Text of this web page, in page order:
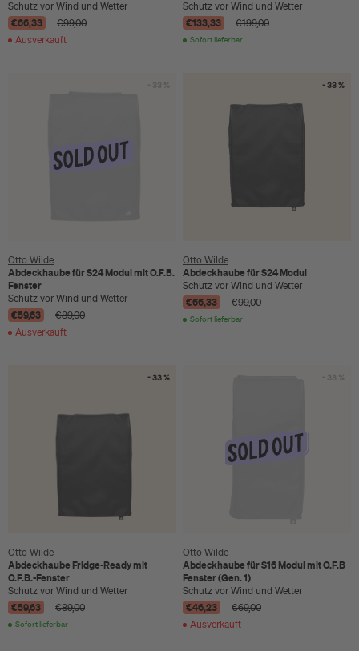
Schutz vor Wind und Wetter
€66,33
€99,00
Ausverkauft
Schutz vor Wind und Wetter
€133,33 €199,00
Sofort lieferbar
- 33 %
Otto Wilde
Abdeckhaube für S24 Modul mit O.F.B.
Fenster
Schutz vor Wind und Wetter
€59,63
€89,00
Ausverkauft
- 33 %
Otto Wilde
Abdeckhaube für S24 Modul
Schutz vor Wind und Wetter
€66,33 €99,00
Sofort lieferbar
- 33 %
Otto Wilde
Abdeckhaube Fridge-Ready mit
O.F.B.-Fenster
Schutz vor Wind und Wetter
€59,63 €89,00
Sofort lieferbar
- 33 %
Otto Wilde
Abdeckhaube für S16 Modul mit O.F.B
Fenster (Gen. 1)
Schutz vor Wind und Wetter
€46,23
€69,00
Ausverkauft